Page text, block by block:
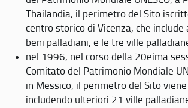
Thailandia, il perimetro del Sito
centro storico di Vicenza, che
beni palladiani, e le tre ville
nel 1996, nel corso della 20eima
Comitato del Patrimonio Mondiale
in Messico, il perimetro del Sito
includendo ulteriori 21 ville